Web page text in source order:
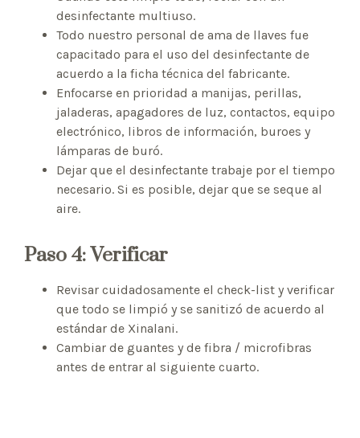
desinfectante multiuso.
Todo nuestro personal de ama de llaves fue
capacitado para el uso del desinfectante de
acuerdo a la ficha técnica del fabricante.
Enfocarse en prioridad a manijas, perillas,
jaladeras, apagadores de luz, contactos, equipo
electrónico, libros de información, buroes y
lámparas de buró.
Dejar que el desinfectante trabaje por el tiempo
necesario. Si es posible, dejar que se seque al
aire.
Paso 4: Verificar
Revisar cuidadosamente el check-list y verificar
que todo se limpió y se sanitizó de acuerdo al
estándar de Xinalani.
Cambiar de guantes y de fibra / microfibras
antes de entrar al siguiente cuarto.